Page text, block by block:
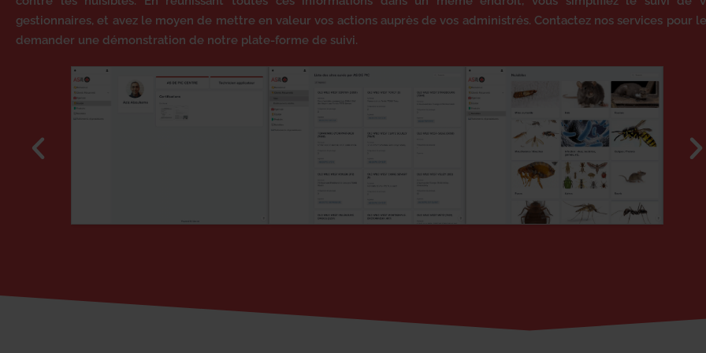
gestionnaires, et avez le moyen de mettre en valeur vos actions auprès de vos administrés. Contactez nos services pour
demander une démonstration de notre plate-forme de suivi.